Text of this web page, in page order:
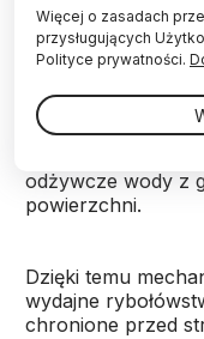
W czasie pory
zwykle między
Zatoki Panamskiej
odżywcze wody z
powierzchni.
Dzięki temu
wydajne
chronione przed
Więcej o zasadach
przysługujących
Polityce prywatności.